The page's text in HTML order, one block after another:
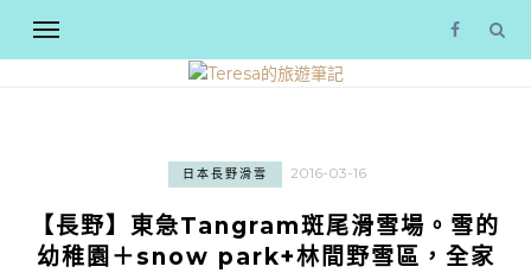
日本長野滑雪 2016-03-16
【長野】東急Tangram斑尾滑雪場。雪的
幼稚園＋snow park+林間野雪區，全家